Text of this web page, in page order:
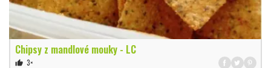
Chipsy z mandlové mouky - LC
thumb_up 3×